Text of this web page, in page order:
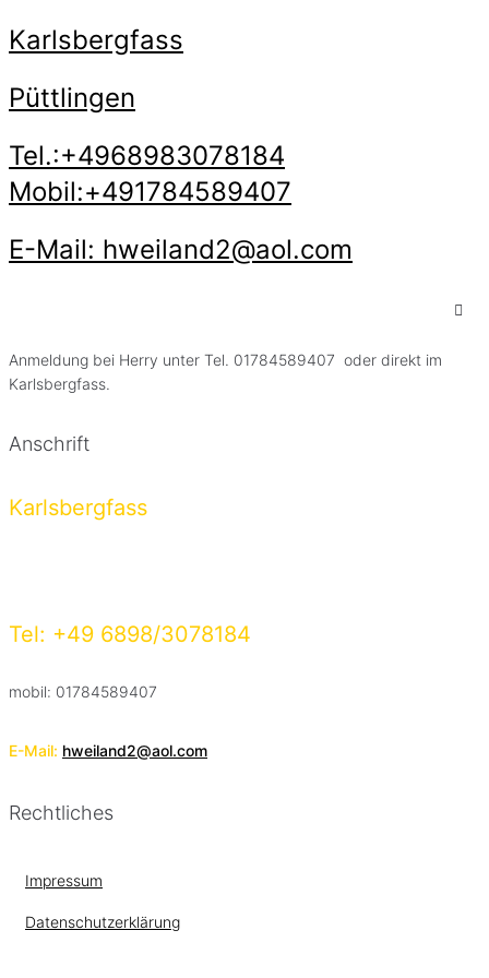
Karlsbergfass
Püttlingen
Tel.:+4968983078184
Mobil:+491784589407
E-Mail: hweiland2@aol.com
Anmeldung bei Herry unter Tel. 01784589407 oder direkt im
Karlsbergfass.
Anschrift
Karlsbergfass
Tel: +49 6898/3078184
mobil: 01784589407
E-Mail: hweiland2@aol.com
Rechtliches
Impressum
Datenschutzerklärung